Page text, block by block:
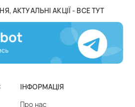
АКТУАЛЬНІ АКЦІЇ - ВСЕ ТУТ
ІНФОРМАЦІЯ
Про нас